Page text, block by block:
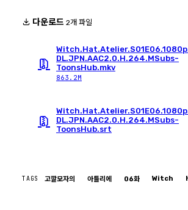
다운로드 2개 파일
DL.JPN.AAC2.0.H.264.MSubs-
ToonsHub.mkv
863.2M
DL.JPN.AAC2.0.H.264.MSubs-
ToonsHub.srt
TAGS 고깔모자의 아틀리에 06화 Witch